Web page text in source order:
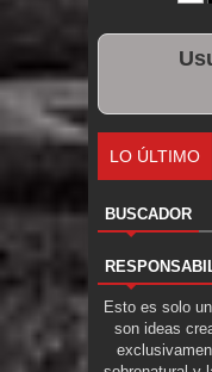
LO ÚLTIMO
BUSCADOR
Esto es solo
son ideas